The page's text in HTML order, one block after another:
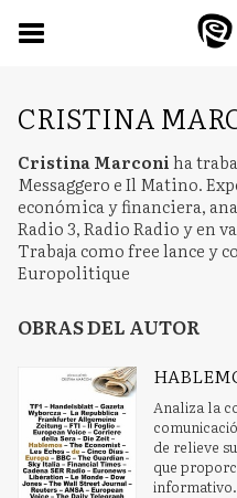
CRISTINA
Cristina Marconiha
Messaggero e Il Matino.
económica y financiera,
Radio 3, Radio Radio y en
Trabaja como free lance y
Europolitique
OBRAS DEL AUTOR
Analiza la
de relieve
que
informativo.